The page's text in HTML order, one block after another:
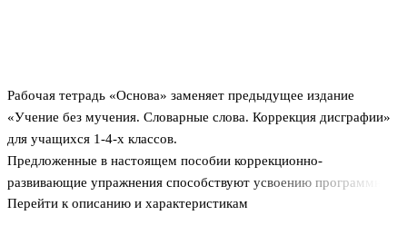
Рабочая тетрадь «Основа» заменяет предыдущее издание
«Учение без мучения. Словарные слова. Коррекция дисграфии»
для учащихся 1-4-х классов.
Предложенные в настоящем пособии коррекционно-
развивающие упражнения способствуют усвоению программных
тем русского языка для 3-го класса и формированию учебных
Перейти к описанию и характеристикам